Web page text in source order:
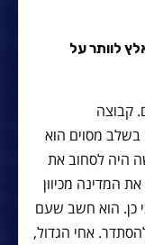
לוותר על
קבוצה
בשלב מסוים הוא
היה לסחוב את
המדינה מכיוון
כן. הוא חשב שעם
אחי הגדול,